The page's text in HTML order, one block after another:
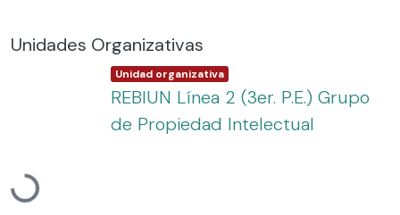
Unidades Organizativas
Cargando...
Item type:
Unidad organizativa ,
REBIUN Línea 2 (3er. P.E.) Grupo
de Propiedad Intelectual